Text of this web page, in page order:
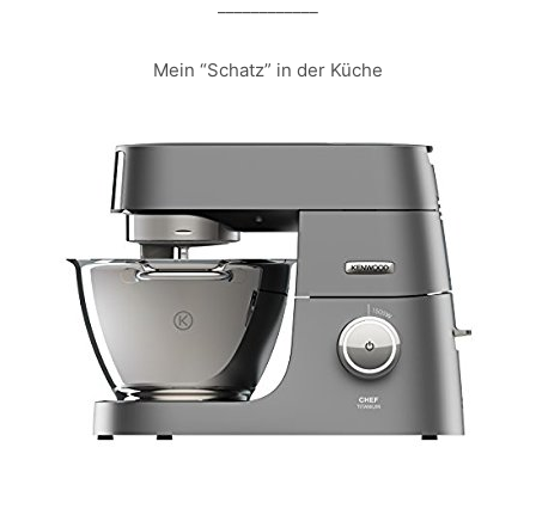
Mein “Schatz” in der Küche